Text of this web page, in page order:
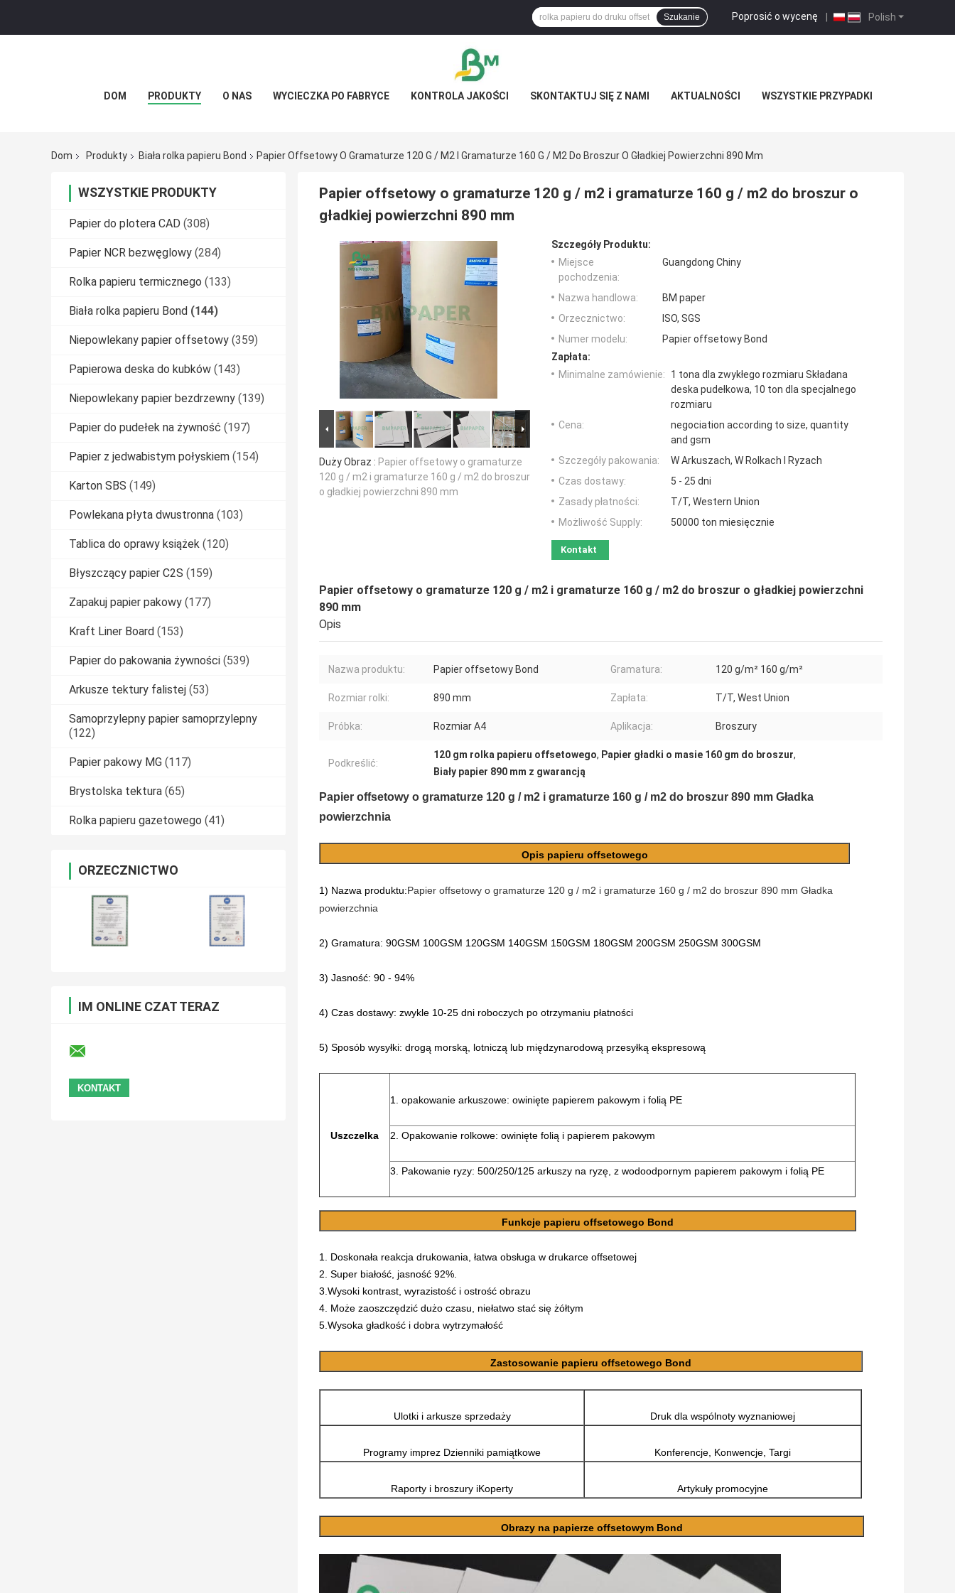
Polish
Poprosić o wycenę |
Szukanie
DOM PRODUKTY O NAS WYCIECZKA PO FABRYCE KONTROLA JAKOŚCI SKONTAKTUJ SIĘ Z NAMI AKTUALNOŚCI WSZYSTKIE PRZYPADKI
Dom Produkty Biała rolka papieru Bond Papier Offsetowy O Gramaturze 120 G / M2 I Gramaturze 160 G / M2 Do Broszur O Gładkiej Powierzchni 890 Mm
WSZYSTKIE PRODUKTY
Papier do plotera CAD (308)
Papier NCR bezwęglowy (284)
Rolka papieru termicznego (133)
Biała rolka papieru Bond (144)
Niepowlekany papier offsetowy (359)
Papierowa deska do kubków (143)
Niepowlekany papier bezdrzewny (139)
Papier do pudełek na żywność (197)
Papier z jedwabistym połyskiem (154)
Karton SBS (149)
Powlekana płyta dwustronna (103)
Tablica do oprawy książek (120)
Błyszczący papier C2S (159)
Zapakuj papier pakowy (177)
Kraft Liner Board (153)
Papier do pakowania żywności (539)
Arkusze tektury falistej (53)
Samoprzylepny papier samoprzylepny
(122)
Papier pakowy MG (117)
Brystolska tektura (65)
Rolka papieru gazetowego (41)
ORZECZNICTWO
IM ONLINE CZAT TERAZ
Papier offsetowy o gramaturze 120 g / m2 i gramaturze 160 g / m2 do broszur o
gładkiej powierzchni 890 mm
Duży Obraz : Papier offsetowy o gramaturze
120 g / m2 i gramaturze 160 g / m2 do broszur
o gładkiej powierzchni 890 mm
Szczegóły Produktu:
Miejsce
pochodzenia:
Guangdong Chiny
Nazwa handlowa:
BM paper
Orzecznictwo:
ISO, SGS
Numer modelu:
Papier offsetowy Bond
Zapłata:
Minimalne zamówienie:
1 tona dla zwykłego rozmiaru Składana
deska pudełkowa, 10 ton dla specjalnego
rozmiaru
Cena:
negociation according to size, quantity
and gsm
Szczegóły pakowania:
W Arkuszach, W Rolkach I Ryzach
Czas dostawy:
5 - 25 dni
Zasady płatności:
T/T, Western Union
Możliwość Supply:
50000 ton miesięcznie
Kontakt
Papier offsetowy o gramaturze 120 g / m2 i gramaturze 160 g / m2 do broszur o gładkiej powierzchni
890 mm
Opis
Nazwa produktu: Papier offsetowy Bond Gramatura: 120 g/m² 160 g/m²
Rozmiar rolki: 890 mm Zapłata: T/T, West Union
Próbka: Rozmiar A4 Aplikacja: Broszury
Podkreślić:
120 gm rolka papieru offsetowego, Papier gładki o masie 160 gm do broszur,
Biały papier 890 mm z gwarancją
Papier offsetowy o gramaturze 120 g / m2 i gramaturze 160 g / m2 do broszur 890 mm Gładka
powierzchnia
Opis papieru offsetowego
1) Nazwa produktu:Papier offsetowy o gramaturze 120 g / m2 i gramaturze 160 g / m2 do broszur 890 mm Gładka
powierzchnia
2) Gramatura: 90GSM 100GSM 120GSM 140GSM 150GSM 180GSM 200GSM 250GSM 300GSM
3) Jasność: 90 - 94%
4) Czas dostawy: zwykle 10-25 dni roboczych po otrzymaniu płatności
5) Sposób wysyłki: drogą morską, lotniczą lub międzynarodową przesyłką ekspresową
Uszczelka
1. opakowanie arkuszowe: owinięte papierem pakowym i folią PE
2. Opakowanie rolkowe: owinięte folią i papierem pakowym
3. Pakowanie ryzy: 500/250/125 arkuszy na ryzę, z wodoodpornym papierem pakowym i folią PE
Funkcje papieru offsetowego Bond
1. Doskonała reakcja drukowania, łatwa obsługa w drukarce offsetowej
2. Super białość, jasność 92%.
3.Wysoki kontrast, wyrazistość i ostrość obrazu
4. Może zaoszczędzić dużo czasu, niełatwo stać się żółtym
5.Wysoka gładkość i dobra wytrzymałość
Zastosowanie papieru offsetowego Bond
Ulotki i arkusze sprzedaży Druk dla wspólnoty wyznaniowej
Programy imprez Dzienniki pamiątkowe Konferencje, Konwencje, Targi
Raporty i broszury iKoperty Artykuły promocyjne
Obrazy na papierze offsetowym Bond